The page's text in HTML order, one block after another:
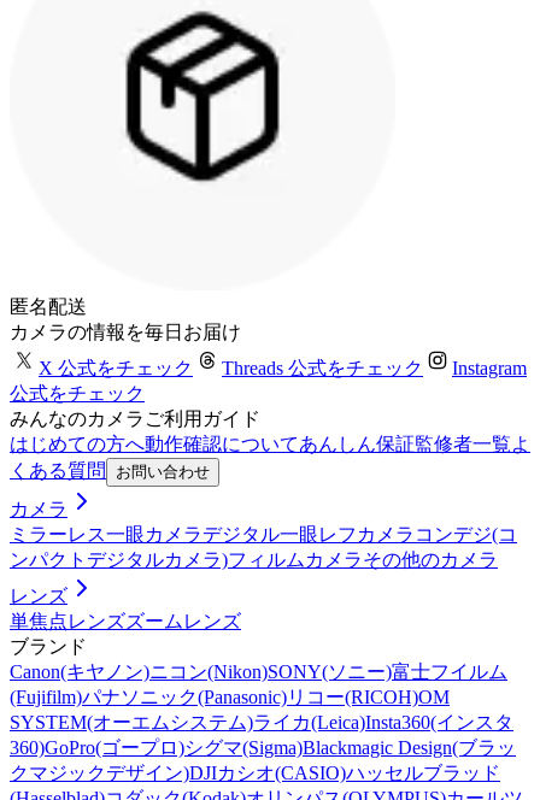
匿名配送
カメラの情報を毎日お届け
X 公式をチェック
Threads 公式をチェック
Instagram
公式をチェック
みんなのカメラご利用ガイド
はじめての方へ動作確認についてあんしん保証監修者一覧よ
くある質問
お問い合わせ
カメラ
ミラーレス一眼カメラデジタル一眼レフカメラ コンデジ(コ
ンパクトデジタルカメラ)フィルムカメラその他のカメラ
レンズ
単焦点レンズズームレンズ
ブランド
Canon(キヤノン)ニコン(Nikon)SONY(ソニー)富士フイルム
(Fujifilm)パナソニック(Panasonic)リコー(RICOH)OM
SYSTEM(オーエムシステム)ライカ(Leica)Insta360(インスタ
360)GoPro(ゴープロ)シグマ(Sigma)Blackmagic Design(ブラッ
クマジックデザイン)DJIカシオ(CASIO)ハッセルブラッド